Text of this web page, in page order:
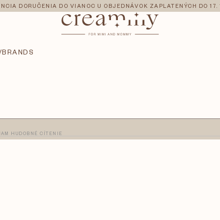
DORUČENIA DO VIANOC U OBJEDNÁVOK ZAPLATENÝCH DO 17.
BRANDS
HUDOBNÉ CÍTENIE